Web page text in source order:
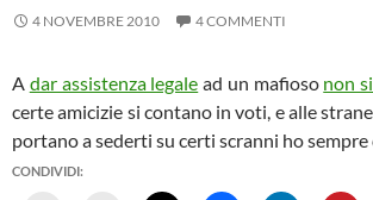
4 NOVEMBRE 2010 4 COMMENTI
A dar assistenza legale ad un mafioso non
certe amicizie si contano in voti, e alle
portano a sederti su certi scranni ho
CONDIVIDI: